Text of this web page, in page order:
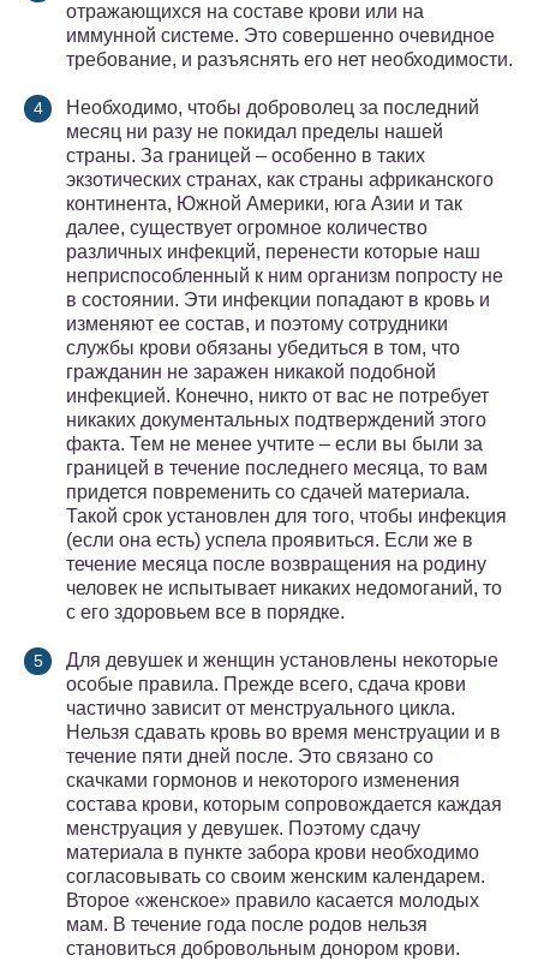
отражающихся на составе крови или на
иммунной системе. Это совершенно очевидное
требование, и разъяснять его нет необходимости.
Необходимо, чтобы доброволец за последний
месяц ни разу не покидал пределы нашей
страны. За границей – особенно в таких
экзотических странах, как страны африканского
континента, Южной Америки, юга Азии и так
далее, существует огромное количество
различных инфекций, перенести которые наш
неприспособленный к ним организм попросту не
в состоянии. Эти инфекции попадают в кровь и
изменяют ее состав, и поэтому сотрудники
службы крови обязаны убедиться в том, что
гражданин не заражен никакой подобной
инфекцией. Конечно, никто от вас не потребует
никаких документальных подтверждений этого
факта. Тем не менее учтите – если вы были за
границей в течение последнего месяца, то вам
придется повременить со сдачей материала.
Такой срок установлен для того, чтобы инфекция
(если она есть) успела проявиться. Если же в
течение месяца после возвращения на родину
человек не испытывает никаких недомоганий, то
с его здоровьем все в порядке.
Для девушек и женщин установлены некоторые
особые правила. Прежде всего, сдача крови
частично зависит от менструального цикла.
Нельзя сдавать кровь во время менструации и в
течение пяти дней после. Это связано со
скачками гормонов и некоторого изменения
состава крови, которым сопровождается каждая
менструация у девушек. Поэтому сдачу
материала в пункте забора крови необходимо
согласовывать со своим женским календарем.
Второе «женское» правило касается молодых
мам. В течение года после родов нельзя
становиться добровольным донором крови.